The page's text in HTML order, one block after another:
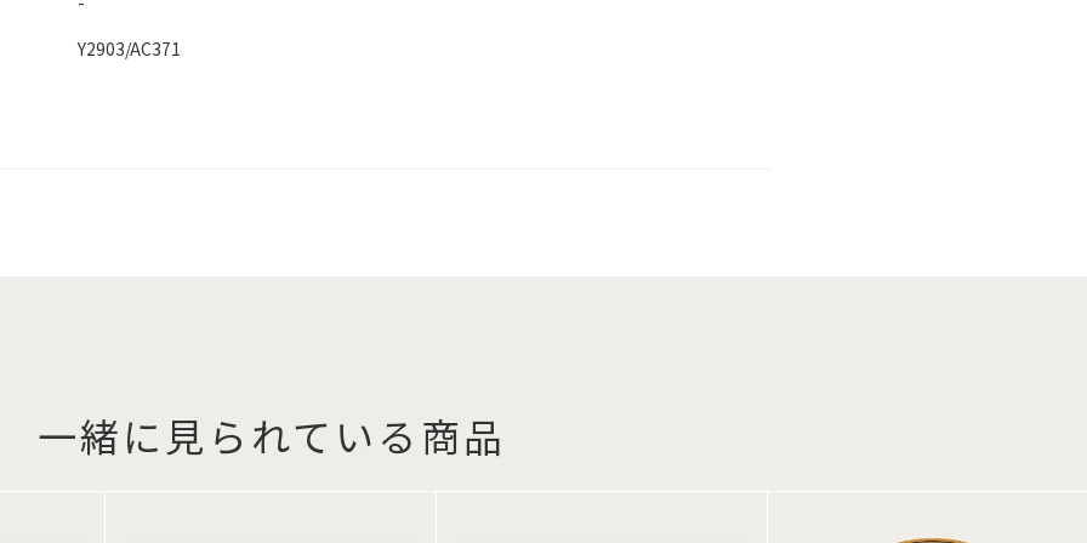
Y2903/AC371
一緒に見られている商品